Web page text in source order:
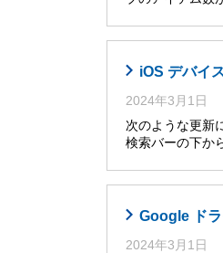
iOS デバイ
2024年3月1日
次のような更新
検索バーの下か
Google ド
2024年3月1日